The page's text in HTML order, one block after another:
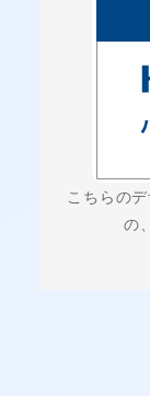
こちらの
の